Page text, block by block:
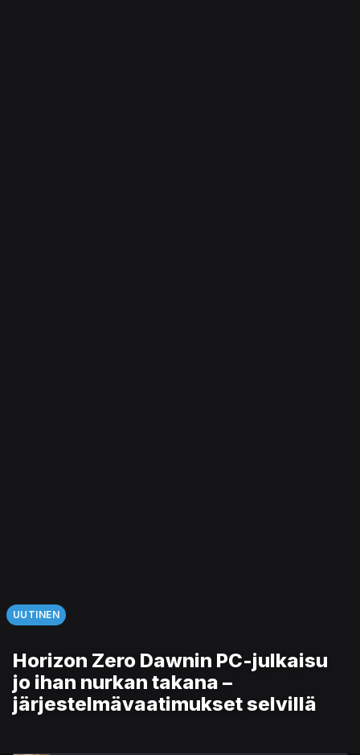
UUTINEN
Horizon Zero Dawnin PC-julkaisu
jo ihan nurkan takana –
järjestelmävaatimukset selvillä